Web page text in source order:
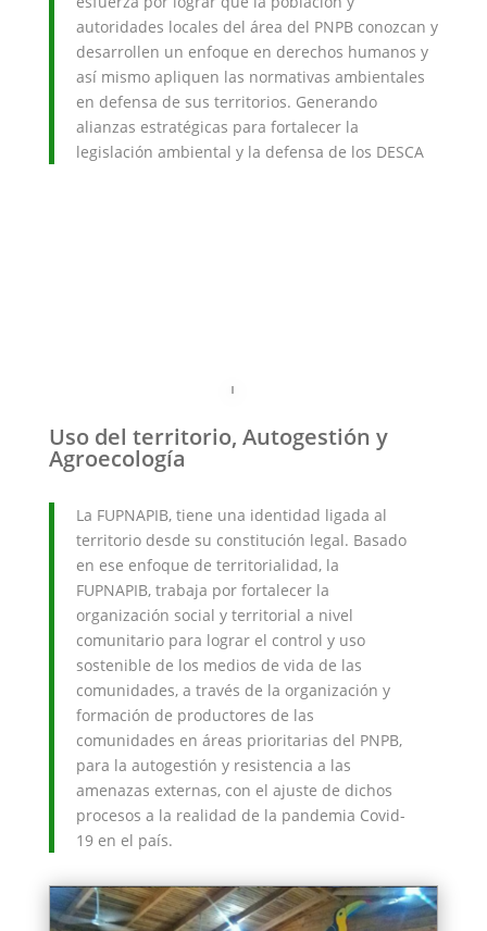
autoridades locales del área del PNPB conozcan y
desarrollen un enfoque en derechos humanos y
así mismo apliquen las normativas ambientales
en defensa de sus territorios. Generando
alianzas estratégicas para fortalecer la
legislación ambiental y la defensa de los DESCA
Uso del territorio, Autogestión y
Agroecología
La FUPNAPIB, tiene una identidad ligada al
territorio desde su constitución legal. Basado
en ese enfoque de territorialidad, la
FUPNAPIB, trabaja por fortalecer la
organización social y territorial a nivel
comunitario para lograr el control y uso
sostenible de los medios de vida de las
comunidades, a través de la organización y
formación de productores de las
comunidades en áreas prioritarias del PNPB,
para la autogestión y resistencia a las
amenazas externas, con el ajuste de dichos
procesos a la realidad de la pandemia Covid-
19 en el país.